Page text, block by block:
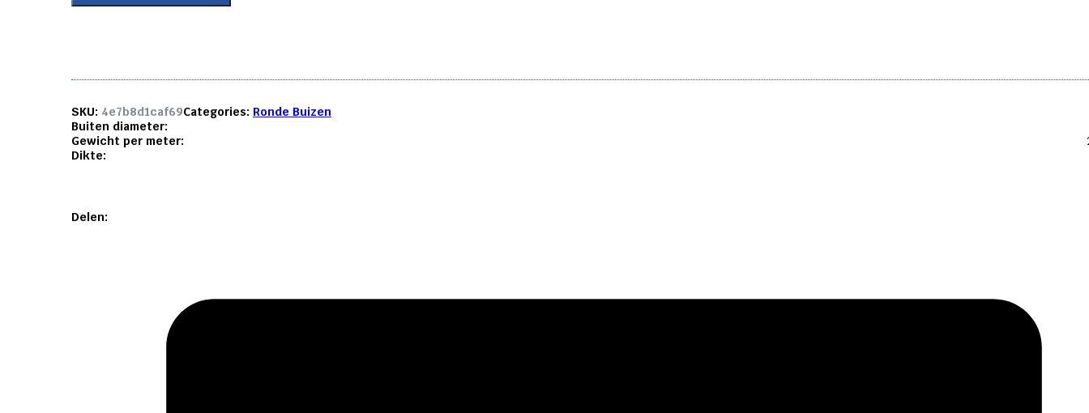
SKU: 4e7b8d1caf69Categories: Ronde Buizen
Buiten diameter:
Gewicht per meter:
Dikte:
Delen: